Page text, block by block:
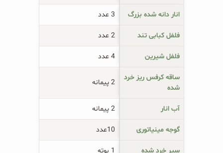
انار دانه شده بزرگ 3 عدد
فلفل کبابی تند 2 عدد
فلفل شیرین 4 عدد
ساقه کرفس ریز خرد
شده
2 پیمانه
آب انار 2 پیمانه
گوجه مینیاتوری 10عدد
سیر خرد شده 1 بوته